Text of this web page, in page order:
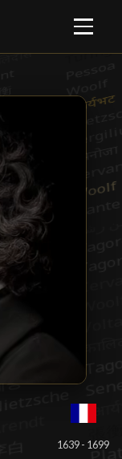
1639 - 1699